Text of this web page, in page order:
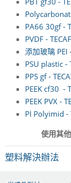
PA66 30gf -
PVDF -
添加玻璃 PEI
PSU plastic -
PPS gf -
PEEK cf30 -
PEEK PVX -
PI Polyimid -
使用其
塑料解決辦法